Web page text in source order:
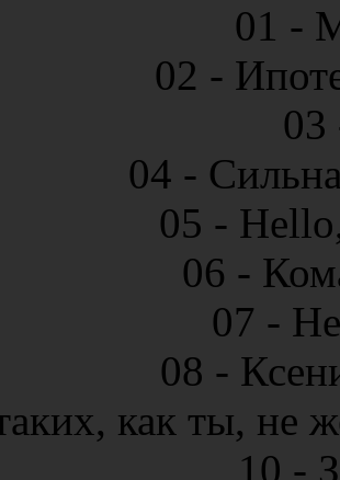
01 -
02 -
03
04 -
05 -
06 -
07 -
08 -
как ты, не
10 -